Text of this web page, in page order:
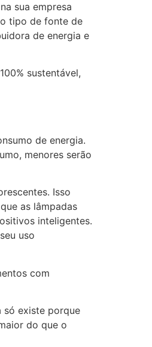
sua empresa
tipo de fonte de
de energia e
sustentável,
de energia.
menores serão
Isso
as lâmpadas
inteligentes.
uso
com
só existe porque
do que o